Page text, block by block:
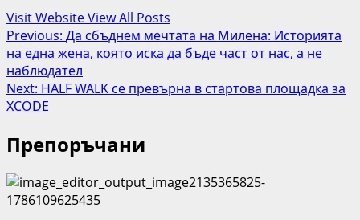
Visit WebsiteView All Posts
Post
navigation
Previous: Да сбъднем мечтата на Милена: Историята
на една жена, която иска да бъде част от нас, а не
наблюдател
Next: HALF WALK се превърна в стартова площадка за
XCODE
Препоръчани